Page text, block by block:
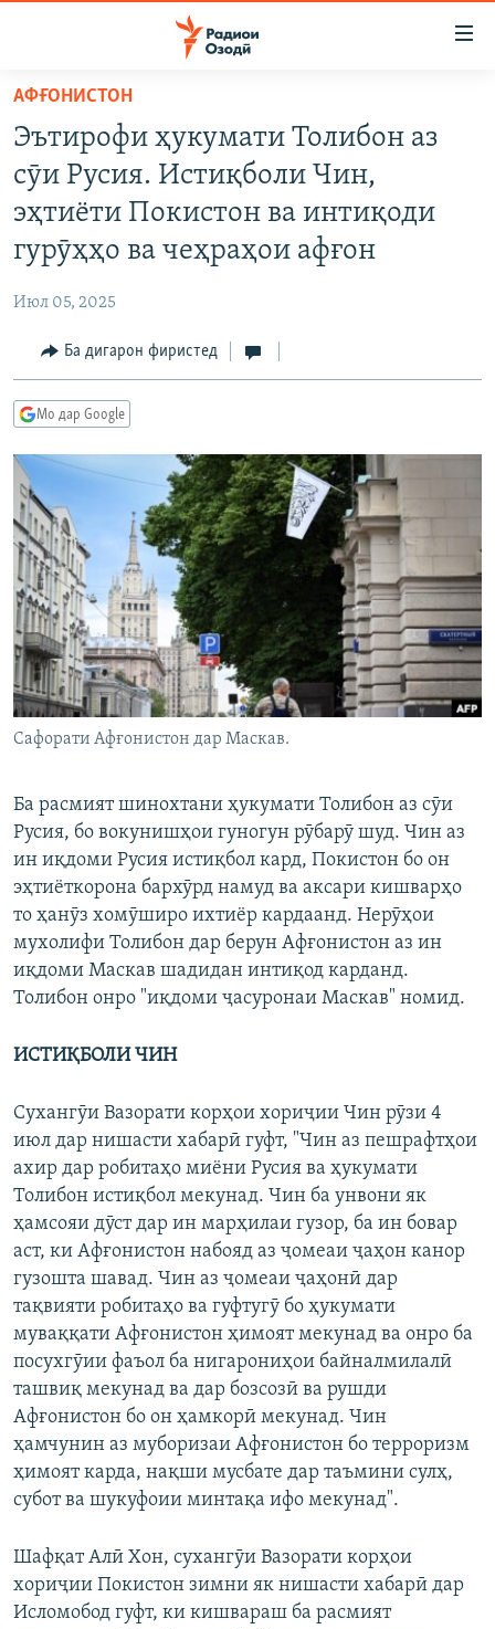
Ҷаҳиш
мояи
аслӣ
Ҷаҳиш
ба
феҳристи
Ҷаҳиш
ҷустор
СИЁСАТ
ҶОМЕА
ФАРҲАНГ
МЕҲМОНИ ОЗОДӢ
ГАПИ ОЗОД
РӮЗГОРИ МУҲОҶИР
САЛОМ, ХОҲАР
ҶАНГ ДАР УКРАИНА
НАЗАРИ МАРДУМ
БЛОГИСТОН
ЧАНДРАСОНАӢ
НИГОРИСТОН
ГУЗОРИШҲОИ РАДИОӢ
КИТОБҲОИ ОЗОДӢ
Русский
ПАЙГИРӢ КУНЕД
Ҳамаи сомонаҳои RFE/RL
АФҒОНИСТОН
Эътирофи ҳукумати Толибон аз
сӯи Русия. Истиқболи Чин,
эҳтиёти Покистон ва интиқоди
гурӯҳҳо ва чеҳраҳои афғон
Июл 05, 2025
Ба дигарон фиристед
Мо дар Google
Сафорати Афғонистон дар Маскав.
Ба расмият шинохтани ҳукумати Толибон аз сӯи
Русия, бо вокунишҳои гуногун рӯбарӯ шуд. Чин аз
ин иқдоми Русия истиқбол кард, Покистон бо он
эҳтиёткорона бархӯрд намуд ва аксари кишварҳо
то ҳанӯз хомӯширо ихтиёр кардаанд. Нерӯҳои
мухолифи Толибон дар берун Афғонистон аз ин
иқдоми Маскав шадидан интиқод карданд.
Толибон онро "иқдоми ҷасуронаи Маскав" номид.
ИСТИҚБОЛИ ЧИН
Сухангӯи Вазорати корҳои хориҷии Чин рӯзи 4
июл дар нишасти хабарӣ гуфт, "Чин аз пешрафтҳои
ахир дар робитаҳо миёни Русия ва ҳукумати
Толибон истиқбол мекунад. Чин ба унвони як
ҳамсояи дӯст дар ин марҳилаи гузор, ба ин бовар
аст, ки Афғонистон набояд аз ҷомеаи ҷаҳон канор
гузошта шавад. Чин аз ҷомеаи ҷаҳонӣ дар
тақвияти робитаҳо ва гуфтугӯ бо ҳукумати
муваққати Афғонистон ҳимоят мекунад ва онро ба
посухгӯии фаъол ба нигарониҳои байналмилалӣ
ташвиқ мекунад ва дар бозсозӣ ва рушди
Афғонистон бо он ҳамкорӣ мекунад. Чин
ҳамчунин аз муборизаи Афғонистон бо терроризм
ҳимоят карда, нақши мусбате дар таъмини сулҳ,
субот ва шукуфоии минтақа ифо мекунад".
Шафқат Алӣ Хон, сухангӯи Вазорати корҳои
хориҷии Покистон зимни як нишасти хабарӣ дар
Исломобод гуфт, ки кишвараш ба расмият